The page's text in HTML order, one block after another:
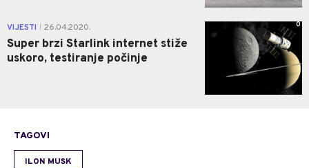
VIJESTI 26.04.2020.
Super brzi Starlink internet stiže
uskoro, testiranje počinje
0
TAGOVI
ILON MUSK